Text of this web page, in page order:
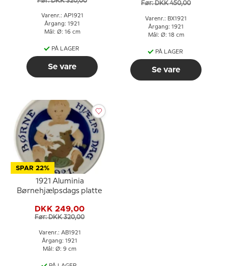
Varenr.: AP1921
Årgang: 1921
Mål: Ø: 16 cm
PÅ LAGER
Se vare
Før: DKK 450,00
Varenr.: BX1921
Årgang: 1921
Mål: Ø: 18 cm
PÅ LAGER
Se vare
SPAR 22%
1921 Aluminia
Børnehjælpsdags platte
DKK 249,00
Før: DKK 320,00
Varenr.: AB1921
Årgang: 1921
Mål: Ø: 9 cm